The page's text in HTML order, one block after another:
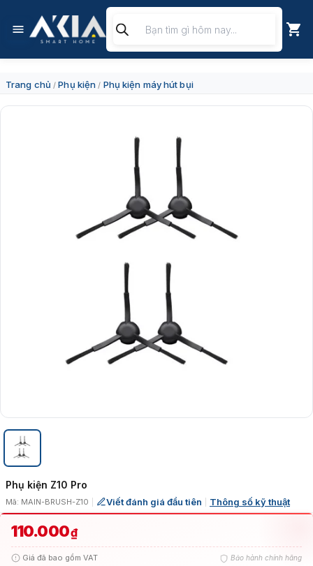
kiếm
sản
Trang chủ / Phụ kiện / Phụ kiện máy hút bụi
Phụ kiện Z10 Pro
Mã: MAIN-BRUSH-Z10 Viết đánh giá đầu tiên Thông số kỹ thuật
110.000₫
Giá đã bao gồm VAT Bảo hành chính hãng